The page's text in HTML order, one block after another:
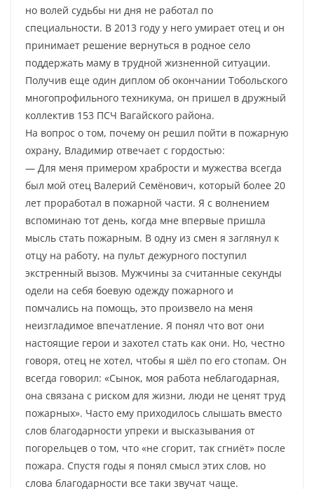
но волей судьбы ни дня не работал по
специальности. В 2013 году у него умирает отец и он
принимает решение вернуться в родное село
поддержать маму в трудной жизненной ситуации.
Получив еще один диплом об окончании Тобольского
многопрофильного техникума, он пришел в дружный
коллектив 153 ПСЧ Вагайского района.
На вопрос о том, почему он решил пойти в пожарную
охрану, Владимир отвечает с гордостью:
— Для меня примером храбрости и мужества всегда
был мой отец Валерий Семёнович, который более 20
лет проработал в пожарной части. Я с волнением
вспоминаю тот день, когда мне впервые пришла
мысль стать пожарным. В одну из смен я заглянул к
отцу на работу, на пульт дежурного поступил
экстренный вызов. Мужчины за считанные секунды
одели на себя боевую одежду пожарного и
помчались на помощь, это произвело на меня
неизгладимое впечатление. Я понял что вот они
настоящие герои и захотел стать как они. Но, честно
говоря, отец не хотел, чтобы я шёл по его стопам. Он
всегда говорил: «Сынок, моя работа неблагодарная,
она связана с риском для жизни, люди не ценят труд
пожарных». Часто ему приходилось слышать вместо
слов благодарности упреки и высказывания от
погорельцев о том, что «не сгорит, так сгниёт» после
пожара. Спустя годы я понял смысл этих слов, но
слова благодарности все таки звучат чаще.